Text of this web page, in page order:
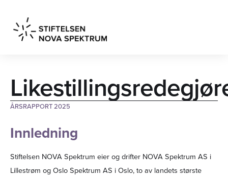
ÅRSRAPPORT 2025
Innledning
Stiftelsen NOVA Spektrum eier og drifter NOVA Spektrum AS i
Lillestrøm og Oslo Spektrum AS i Oslo, to av landets største